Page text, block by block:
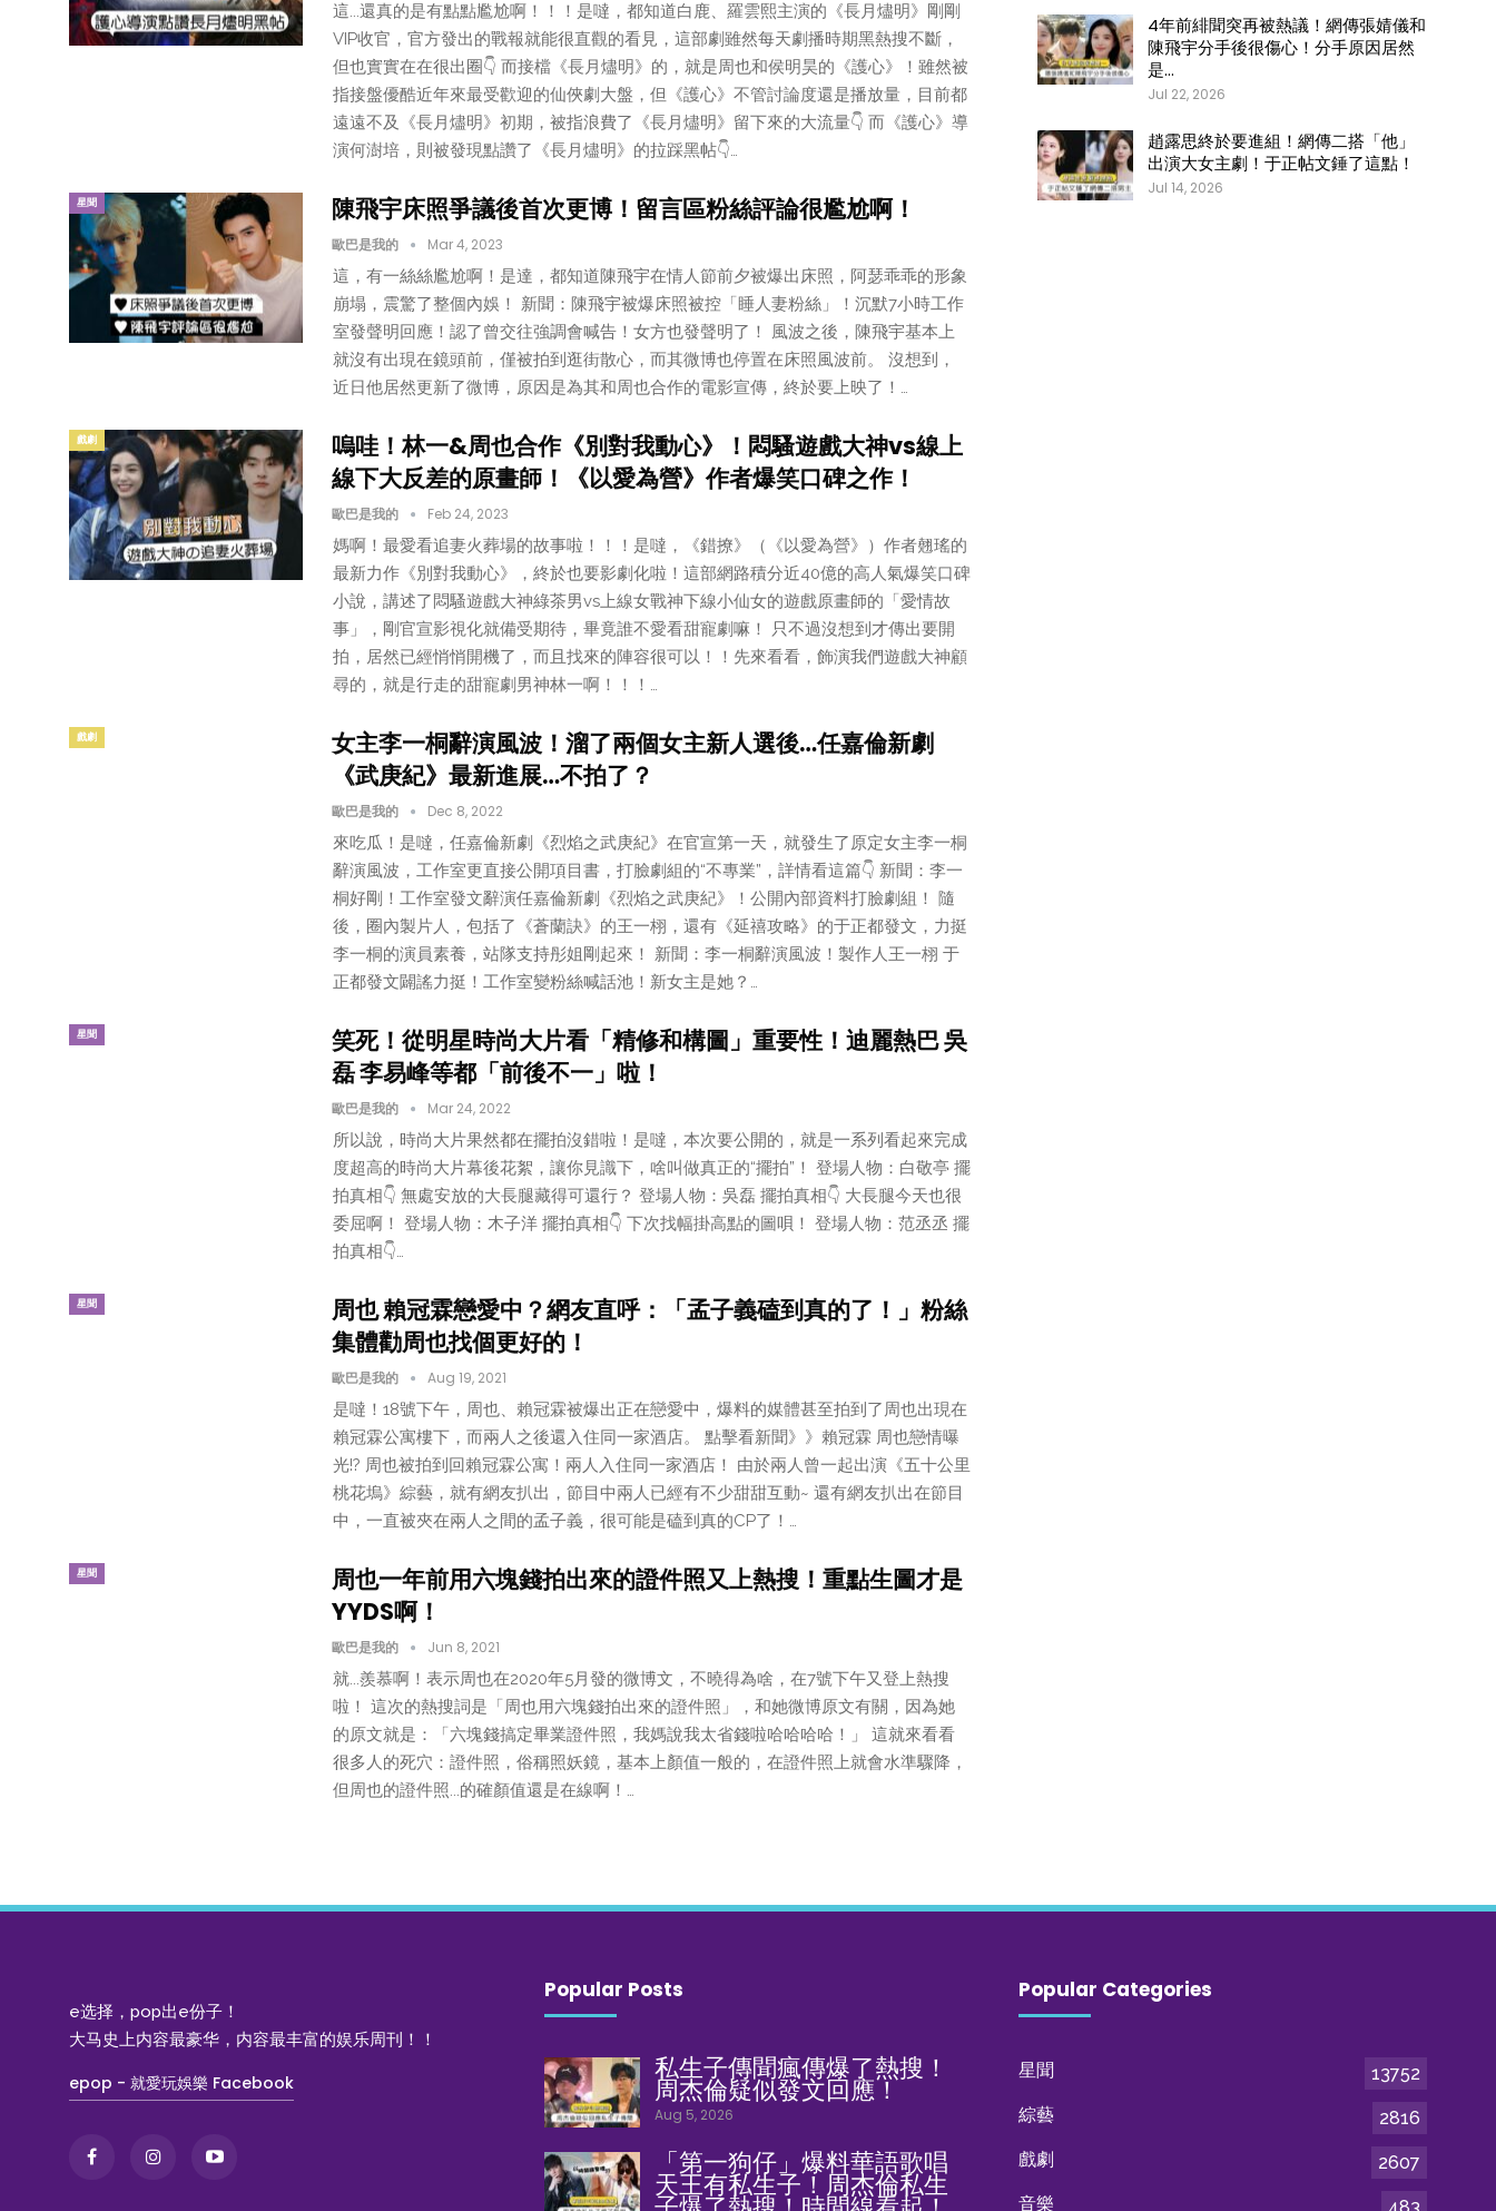
這...還真的是有點點尷尬啊！！！是噠，都知道白鹿、羅雲熙主演的《長月燼明》剛剛
VIP收官，官方發出的戰報就能很直觀的看見，這部劇雖然每天劇播時期黑熱搜不斷，
但也實實在在很出圈👇 而接檔《長月燼明》的，就是周也和侯明昊的《護心》！雖然被
指接盤優酷近年來最受歡迎的仙俠劇大盤，但《護心》不管討論度還是播放量，目前都
遠遠不及《長月燼明》初期，被指浪費了《長月燼明》留下來的大流量👇 而《護心》導
演何澍培，則被發現點讚了《長月燼明》的拉踩黑帖👇…
星聞 陳飛宇床照爭議後首次更博！留言區粉絲評論很尷尬啊！
歐巴是我的 Mar 4, 2023
這，有一絲絲尷尬啊！是達，都知道陳飛宇在情人節前夕被爆出床照，阿瑟乖乖的形象
崩塌，震驚了整個內娛！ 新聞：陳飛宇被爆床照被控「睡人妻粉絲」！沉默7小時工作
室發聲明回應！認了曾交往強調會喊告！女方也發聲明了！ 風波之後，陳飛宇基本上
就沒有出現在鏡頭前，僅被拍到逛街散心，而其微博也停置在床照風波前。 沒想到，
近日他居然更新了微博，原因是為其和周也合作的電影宣傳，終於要上映了！…
戲劇
嗚哇！林一&周也合作《別對我動心》！悶騷遊戲大神vs線上
線下大反差的原畫師！《以愛為營》作者爆笑口碑之作！
歐巴是我的 Feb 24, 2023
媽啊！最愛看追妻火葬場的故事啦！！！是噠，《錯撩》（《以愛為營》）作者翹瑤的
最新力作《別對我動心》，終於也要影劇化啦！這部網路積分近40億的高人氣爆笑口碑
小說，講述了悶騷遊戲大神綠茶男vs上線女戰神下線小仙女的遊戲原畫師的「愛情故
事」，剛官宣影視化就備受期待，畢竟誰不愛看甜寵劇嘛！ 只不過沒想到才傳出要開
拍，居然已經悄悄開機了，而且找來的陣容很可以！！先來看看，飾演我們遊戲大神顧
尋的，就是行走的甜寵劇男神林一啊！！！…
戲劇
女主李一桐辭演風波！溜了兩個女主新人選後…任嘉倫新劇
《武庚紀》最新進展…不拍了？
歐巴是我的 Dec 8, 2022
來吃瓜！是噠，任嘉倫新劇《烈焰之武庚紀》在官宣第一天，就發生了原定女主李一桐
辭演風波，工作室更直接公開項目書，打臉劇組的“不專業”，詳情看這篇👇 新聞：李一
桐好剛！工作室發文辭演任嘉倫新劇《烈焰之武庚紀》！公開內部資料打臉劇組！ 隨
後，圈內製片人，包括了《蒼蘭訣》的王一栩，還有《延禧攻略》的于正都發文，力挺
李一桐的演員素養，站隊支持彤姐剛起來！ 新聞：李一桐辭演風波！製作人王一栩 于
正都發文闢謠力挺！工作室變粉絲喊話池！新女主是她？…
星聞
笑死！從明星時尚大片看「精修和構圖」重要性！迪麗熱巴 吳
磊 李易峰等都「前後不一」啦！
歐巴是我的 Mar 24, 2022
所以說，時尚大片果然都在擺拍沒錯啦！是噠，本次要公開的，就是一系列看起來完成
度超高的時尚大片幕後花絮，讓你見識下，啥叫做真正的“擺拍”！ 登場人物：白敬亭 擺
拍真相👇 無處安放的大長腿藏得可還行？ 登場人物：吳磊 擺拍真相👇 大長腿今天也很
委屈啊！ 登場人物：木子洋 擺拍真相👇 下次找幅掛高點的圖唄！ 登場人物：范丞丞 擺
拍真相👇…
星聞
周也 賴冠霖戀愛中？網友直呼：「孟子義磕到真的了！」粉絲
集體勸周也找個更好的！
歐巴是我的 Aug 19, 2021
是噠！18號下午，周也、賴冠霖被爆出正在戀愛中，爆料的媒體甚至拍到了周也出現在
賴冠霖公寓樓下，而兩人之後還入住同一家酒店。 點擊看新聞》》賴冠霖 周也戀情曝
光!? 周也被拍到回賴冠霖公寓！兩人入住同一家酒店！ 由於兩人曾一起出演《五十公里
桃花塢》綜藝，就有網友扒出，節目中兩人已經有不少甜甜互動~ 還有網友扒出在節目
中，一直被夾在兩人之間的孟子義，很可能是磕到真的CP了！…
星聞
周也一年前用六塊錢拍出來的證件照又上熱搜！重點生圖才是
YYDS啊！
歐巴是我的 Jun 8, 2021
就...羨慕啊！表示周也在2020年5月發的微博文，不曉得為啥，在7號下午又登上熱搜
啦！ 這次的熱搜詞是「周也用六塊錢拍出來的證件照」，和她微博原文有關，因為她
的原文就是：「六塊錢搞定畢業證件照，我媽說我太省錢啦哈哈哈哈！」 這就來看看
很多人的死穴：證件照，俗稱照妖鏡，基本上顏值一般的，在證件照上就會水準驟降，
但周也的證件照...的確顏值還是在線啊！…
4年前緋聞突再被熱議！網傳張婧儀和
陳飛宇分手後很傷心！分手原因居然
是…
Jul 22, 2026
趙露思終於要進組！網傳二搭「他」
出演大女主劇！于正帖文錘了這點！
Jul 14, 2026
e选择，pop出e份子！
大马史上内容最豪华，内容最丰富的娱乐周刊！！
epop - 就愛玩娛樂 Facebook
Popular Posts
私生子傳聞瘋傳爆了熱搜！
周杰倫疑似發文回應！
Aug 5, 2026
「第一狗仔」爆料華語歌唱
天王有私生子！周杰倫私生
Popular Categories
星聞
13752
綜藝
2816
戲劇
2607
音樂